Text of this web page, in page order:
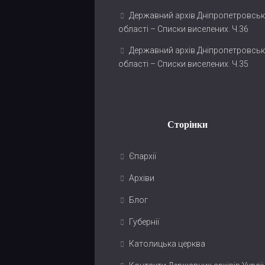
Державний архів
області – Списки виселених. Ч.36
Державний архів
області – Списки виселених. Ч.35
Сторінки
Єпархії
Архіви
Блог
Губернії
Католицька церква